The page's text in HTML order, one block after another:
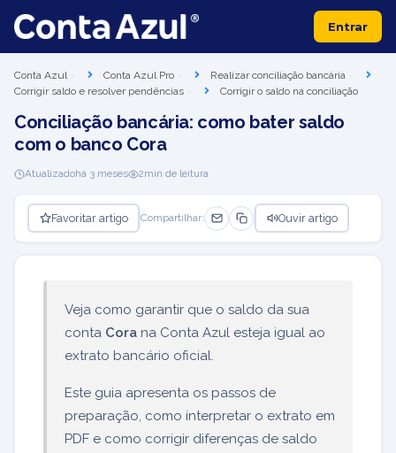
Entrar
Conta Azul Conta Azul Pro
Realizar conciliação bancária
Corrigir saldo e resolver pendências
Corrigir o saldo na conciliação
Conciliação bancária: como bater saldo
com o banco Cora
Atualizadohá 3 meses 2min de leitura
Favoritar artigo Compartilhar: Ouvir artigo
Veja como garantir que o saldo da sua
conta Cora na Conta Azul esteja igual ao
extrato bancário oficial.
Este guia apresenta os passos de
preparação, como interpretar o extrato em
PDF e como corrigir diferenças de saldo